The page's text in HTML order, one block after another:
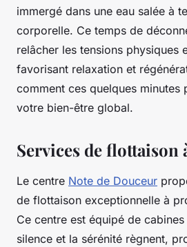
immergé dans une eau salée à
corporelle. Ce temps de
relâcher les tensions physiques
favorisant relaxation et
comment ces quelques minutes
votre bien-être global.
Services de flottaison
Le centre Note de Douceur
de flottaison exceptionnelle à
Ce centre est équipé de
silence et la sérénité règnent,